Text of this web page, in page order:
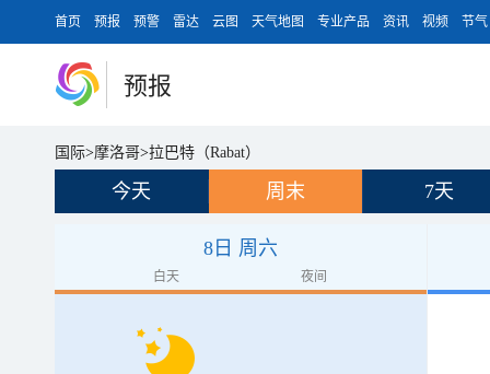
首页 预报 预警 雷达 云图 天气地图 专业产品 资讯 视频 节气
预报
国际>摩洛哥>拉巴特（Rabat）
今天 周末 7天
8日 周六
白天 夜间